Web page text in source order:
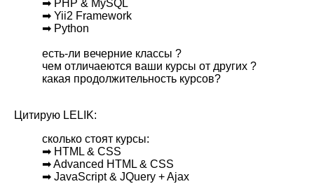
➡ PHP & MySQL
➡ Yii2 Framework
➡ Python
есть-ли вечерние классы ?
чем отличаеются ваши курсы от других ?
какая продолжительность курсов?
Цитирую LELIK:
сколько стоят курсы:
➡ HTML & CSS
➡ Advanced HTML & CSS
➡ JavaScript & JQuery + Ajax